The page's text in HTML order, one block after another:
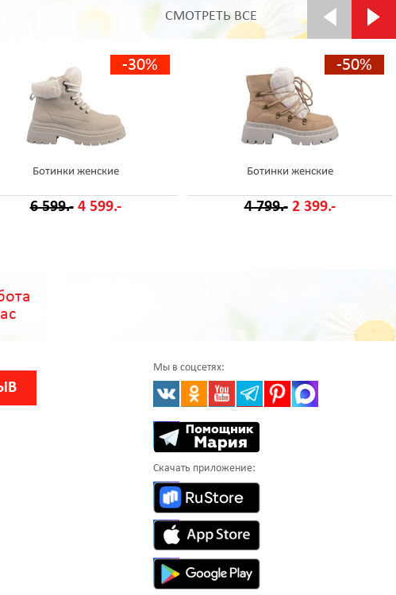
СМОТРЕТЬ ВСЕ
-30%
Ботинки женские
6 599.- 4 599.-
-50%
Ботинки женские
4 799.- 2 399.-
Мы в соцсетях:
Скачать приложение: